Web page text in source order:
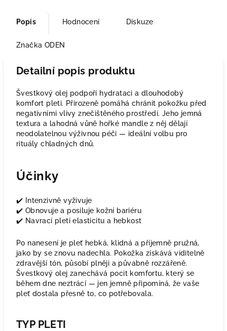
Popis Hodnocení Diskuze
Značka ODEN
Detailní popis produktu
Švestkový olej podpoří hydrataci a dlouhodobý
komfort pleti. Přirozeně pomáhá chránit pokožku před
negativními vlivy znečištěného prostředí. Jeho jemná
textura a lahodná vůně hořké mandle z něj dělají
neodolatelnou výživnou péči — ideální volbu pro
rituály chladných dnů.
Účinky
✔️ Intenzivně vyživuje
✔️ Obnovuje a posiluje kožní bariéru
✔️ Navrací pleti elasticitu a hebkost
Po nanesení je pleť hebká, klidná a příjemně pružná,
jako by se znovu nadechla. Pokožka získává viditelně
zdravější tón, působí plněji a půvabně rozzářeně.
Švestkový olej zanechává pocit komfortu, který se
během dne neztrácí — jen jemně připomíná, že vaše
pleť dostala přesně to, co potřebovala.
TYP PLETI